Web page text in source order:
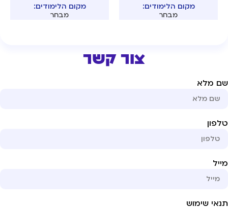
מקום הלימודים:
מבחר
מקום הלימודים:
מבחר
צור קשר
מלא
שימוש